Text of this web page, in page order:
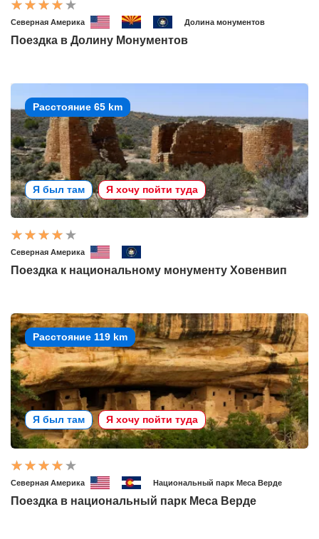
Северная Америка Долина монументов
Поездка в Долину Монументов
Расстояние 65 km
Я был там Я хочу пойти туда
Северная Америка
Поездка к национальному монументу Ховенвип
Расстояние 119 km
Я был там Я хочу пойти туда
Северная Америка Национальный парк Меса Верде
Поездка в национальный парк Меса Верде